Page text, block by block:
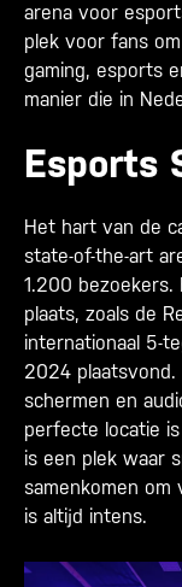
arena voor
plek voor fans
gaming, esports
manier die in
Esports
Het hart van de
state-of-the-art
1.200
plaats, zoals de
internationaal 5-
2024
schermen en
perfecte locatie
is een plek waar
samenkomen
is altijd intens.